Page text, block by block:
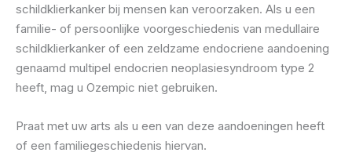
schildklierkanker bij mensen kan veroorzaken. Als u een
familie- of persoonlijke voorgeschiedenis van medullaire
schildklierkanker of een zeldzame endocriene aandoening
genaamd multipel endocrien neoplasiesyndroom type 2
heeft, mag u Ozempic niet gebruiken.
Praat met uw arts als u een van deze aandoeningen heeft
of een familiegeschiedenis hiervan.